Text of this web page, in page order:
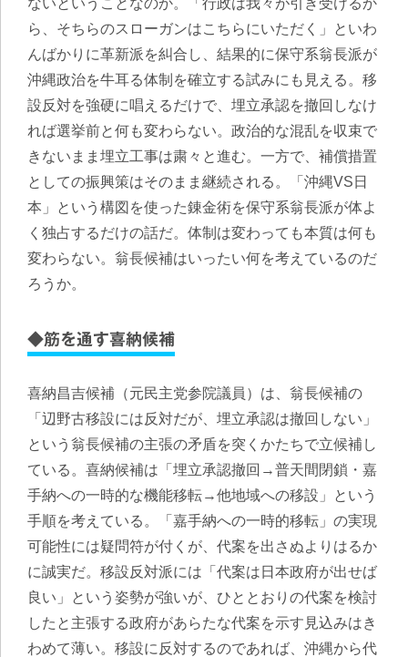
ないということなのか。「行政は我々が引き受けるか
ら、そちらのスローガンはこちらにいただく」といわ
んばかりに革新派を糾合し、結果的に保守系翁長派が
沖縄政治を牛耳る体制を確立する試みにも見える。移
設反対を強硬に唱えるだけで、埋立承認を撤回しなけ
れば選挙前と何も変わらない。政治的な混乱を収束で
きないまま埋立工事は粛々と進む。一方で、補償措置
としての振興策はそのまま継続される。「沖縄VS日
本」という構図を使った錬金術を保守系翁長派が体よ
く独占するだけの話だ。体制は変わっても本質は何も
変わらない。翁長候補はいったい何を考えているのだ
ろうか。
◆筋を通す喜納候補
喜納昌吉候補（元民主党参院議員）は、翁長候補の
「辺野古移設には反対だが、埋立承認は撤回しない」
という翁長候補の主張の矛盾を突くかたちで立候補し
ている。喜納候補は「埋立承認撤回→普天間閉鎖・嘉
手納への一時的な機能移転→他地域への移設」という
手順を考えている。「嘉手納への一時的移転」の実現
可能性には疑問符が付くが、代案を出さぬよりはるか
に誠実だ。移設反対派には「代案は日本政府が出せば
良い」という姿勢が強いが、ひととおりの代案を検討
したと主張する政府があらたな代案を示す見込みはき
わめて薄い。移設に反対するのであれば、沖縄から代